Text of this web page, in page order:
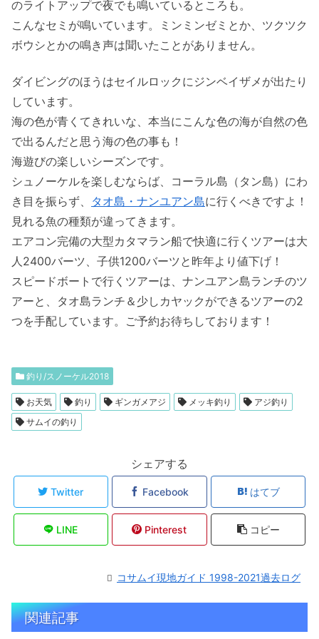
のライトアップで夜でも鳴いているところも。
こんなセミが鳴いています。ミンミンゼミとか、ツクツク
ボウシとかの鳴き声は聞いたことがありません。
ダイビングのほうはセイルロックにジンベイザメが出たり
しています。
海の色が青くてきれいな、本当にこんな色の海が自然の色
で出るんだと思う海の色の事も！
海遊びの楽しいシーズンです。
シュノーケルを楽しむならば、コーラル島（タン島）にわ
き目を振らず、 タオ島・ナンユアン島に行くべきですよ！
見れる魚の種類が違ってきます。
エアコン完備の大型カタマラン船で快適に行くツアーは大
人2400バーツ、子供1200バーツと昨年より値下げ！
スピードボートで行くツアーは、ナンユアン島ランチのツ
アーと、タオ島ランチ＆少しカヤックができるツアーの2
つを手配しています。ご予約お待ちしております！
釣り/スノーケル2018
お天気 釣り ギンガメアジ メッキ釣り
アジ釣り
サムイの釣り
シェアする
Twitter Facebook はてブ
LINE Pinterest コピー
コサムイ現地ガイド 1998-2021過去ログ
関連記事